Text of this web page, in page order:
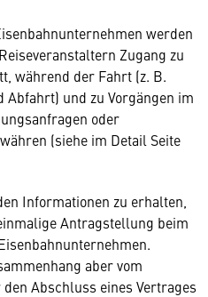
werden
Zugang zu
während der Fahrt (z. B.
und zu Vorgängen im
oder
(siehe im Detail Seite
Informationen zu erhalten,
Antragstellung beim
aber vom
Abschluss eines Vertrages